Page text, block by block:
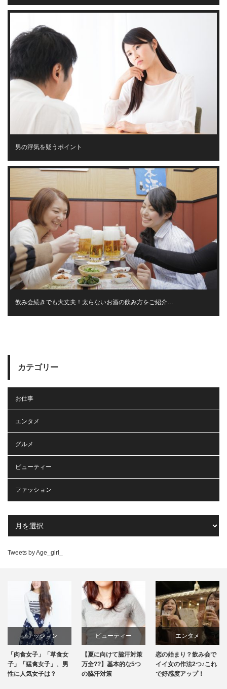
男の浮気を疑うポイント
飲み会続きでも大丈夫！太らないお酒の飲み方をご紹介…
カテゴリー
お仕事
エンタメ
グルメ
ビューティー
ファッション
Tweets by Age_girl_
ビューティー
【夏に向けて脇汗対策
万全??】基本的な5つ
の脇汗対策
エンタメ
恋の始まり？飲み会で
イイ女の作法2つ♪これ
で好感度アップ！
エンタメ
【恋活をしているアナ
タへ!!】街コンでモテ
る女子の3つの特徴